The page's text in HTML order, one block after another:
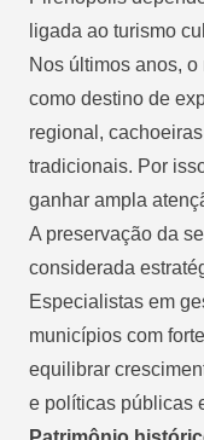
ligada ao turismo
Nos últimos anos,
como destino de
regional,
tradicionais. Por
ganhar ampla
A preservação da
considerada
Especialistas em
municípios com
equilibrar
e políticas públicas